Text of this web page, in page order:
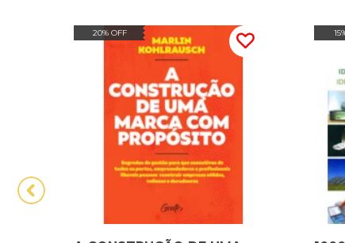
20% OFF